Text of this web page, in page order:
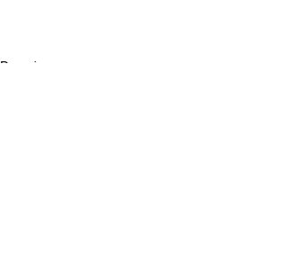
Docerias